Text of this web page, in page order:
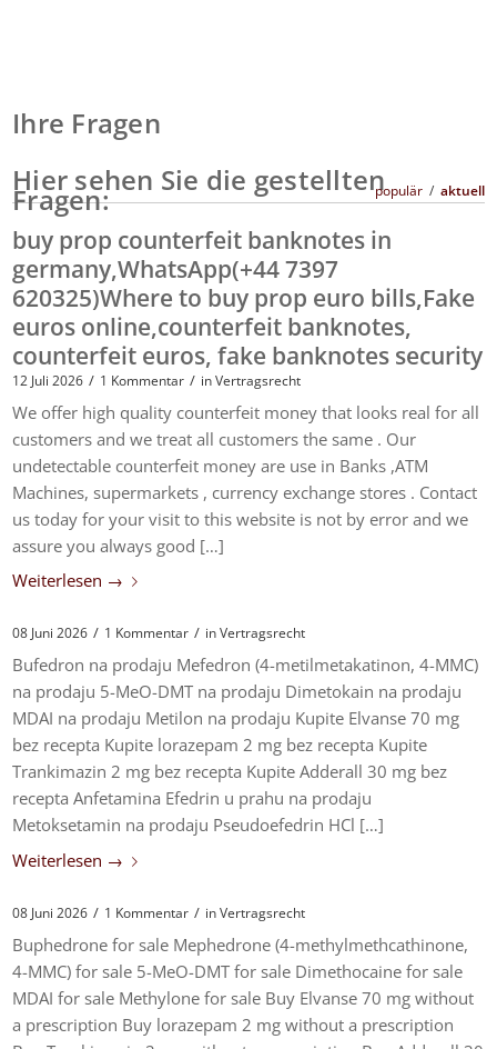
Ihre Fragen
Hier sehen Sie die gestellten
Fragen: populär / aktuell
buy prop counterfeit banknotes in
germany,WhatsApp(+44 7397
620325)Where to buy prop euro bills,Fake
euros online,counterfeit banknotes,
counterfeit euros, fake banknotes security
12 Juli 2026 / 1 Kommentar / inVertragsrecht
We offer high quality counterfeit money that looks real for all
customers and we treat all customers the same . Our
undetectable counterfeit money are use in Banks ,ATM
Machines, supermarkets , currency exchange stores . Contact
us today for your visit to this website is not by error and we
assure you always good […]
Weiterlesen →
08 Juni 2026 / 1 Kommentar / inVertragsrecht
Bufedron na prodaju Mefedron (4-metilmetakatinon, 4-MMC)
na prodaju 5-MeO-DMT na prodaju Dimetokain na prodaju
MDAI na prodaju Metilon na prodaju Kupite Elvanse 70 mg
bez recepta Kupite lorazepam 2 mg bez recepta Kupite
Trankimazin 2 mg bez recepta Kupite Adderall 30 mg bez
recepta Anfetamina Efedrin u prahu na prodaju
Metoksetamin na prodaju Pseudoefedrin HCl […]
Weiterlesen →
08 Juni 2026 / 1 Kommentar / inVertragsrecht
Buphedrone for sale Mephedrone (4-methylmethcathinone,
4-MMC) for sale 5-MeO-DMT for sale Dimethocaine for sale
MDAI for sale Methylone for sale Buy Elvanse 70 mg without
a prescription Buy lorazepam 2 mg without a prescription